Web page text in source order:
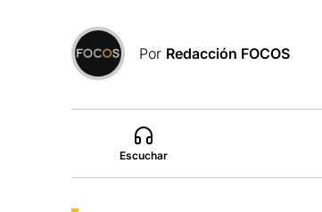
Por Redacción FOCOS
Escuchar